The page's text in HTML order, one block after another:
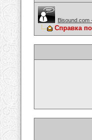
Bisound.com
Справка